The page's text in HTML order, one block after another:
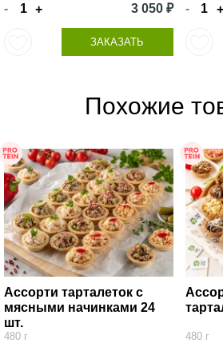
- + 3 050 ₽
ЗАКАЗАТЬ
- +
Похожие
Ассорти тарталеток с
мясными начинками 24
шт.
480 г 480 г